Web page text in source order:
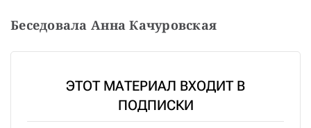
Беседовала Анна Качуровская
ЭТОТ МАТЕРИАЛ ВХОДИТ В
ПОДПИСКИ